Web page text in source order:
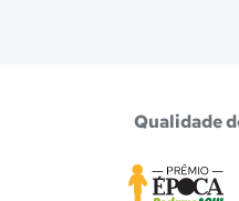
Qualidade